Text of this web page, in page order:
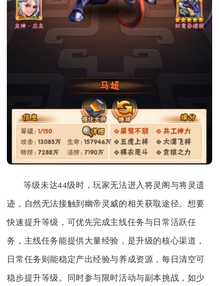
等级未达44级时，玩家无法进入将灵阁与将灵遗
迹，自然无法接触到幽帝灵威的相关获取途径。想要
快速提升等级，可优先完成主线任务与日常活跃任
务，主线任务能提供大量经验，是升级的核心渠道，
日常任务则能稳定产出经验与养成资源，每日清空可
稳步提升等级。同时参与限时活动与副本挑战，如少